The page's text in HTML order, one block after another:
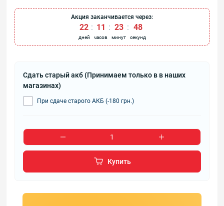
Акция заканчивается через:
22
дней
: 11
часов
: 23
минут
: 47
секунд
Сдать старый акб (Принимаем только в в наших
магазинах)
При сдаче старого АКБ (-180 грн.)
Купить